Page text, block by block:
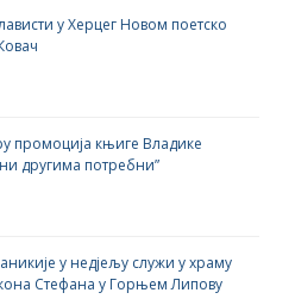
у Херцег Новом поетско
промоција књиге Владике
другима потребни”
у недјељу служи у храму
Стефана у Горњем Липову